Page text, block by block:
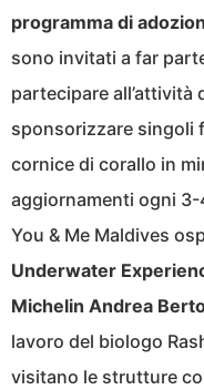
programma di
sono invitati a far
partecipare all’attività
sponsorizzare singoli
cornice di corallo in
aggiornamenti ogni 3-
You & Me Maldives
Underwater
Michelin Andrea
lavoro del biologo
visitano le strutture